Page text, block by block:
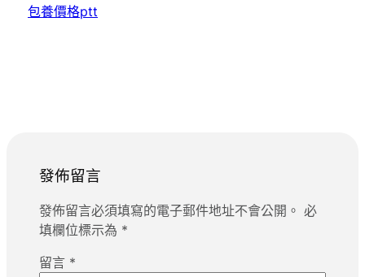
包養價格ptt
發佈留言
發佈留言必須填寫的電子郵件地址不會公開。 必
填欄位標示為 *
留言 *